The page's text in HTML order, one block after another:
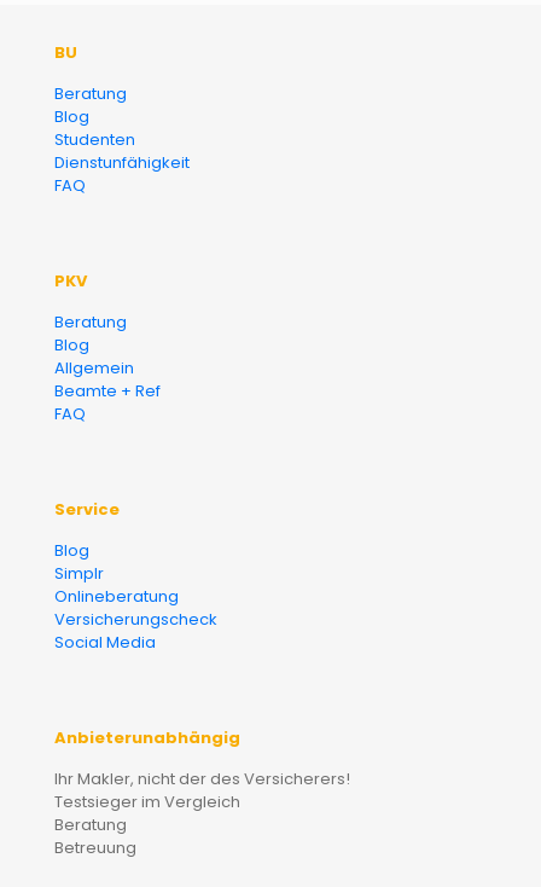
BU
Beratung
Blog
Studenten
Dienstunfähigkeit
FAQ
PKV
Beratung
Blog
Allgemein
Beamte + Ref
FAQ
Service
Blog
Simplr
Onlineberatung
Versicherungscheck
Social Media
Anbieterunabhängig
Ihr Makler, nicht der des Versicherers!
Testsieger im Vergleich
Beratung
Betreuung